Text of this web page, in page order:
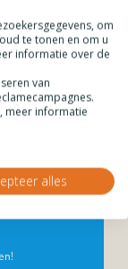
om
te tonen en om u
informatie over de
van
meer informatie
alles